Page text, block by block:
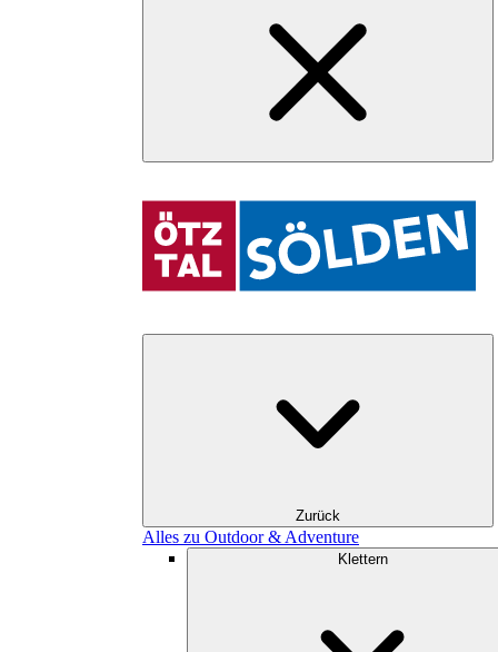
Zurück
Alles zu Outdoor & Adventure
Klettern